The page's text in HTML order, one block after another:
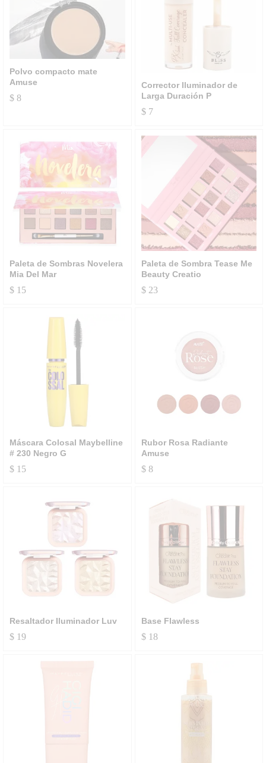
Polvo compacto mate
Amuse
$ 8
Corrector Iluminador de
Larga Duración P
$7
Paleta de Sombras Novelera
Mia Del Mar
$ 15
Paleta de Sombra Tease Me
Beauty Creatio
$23
Máscara Colosal Maybelline
# 230 Negro G
$ 15
Rubor Rosa Radiante
Amuse
$8
Resaltador Iluminador Luv
$ 19
Base Flawless
$18